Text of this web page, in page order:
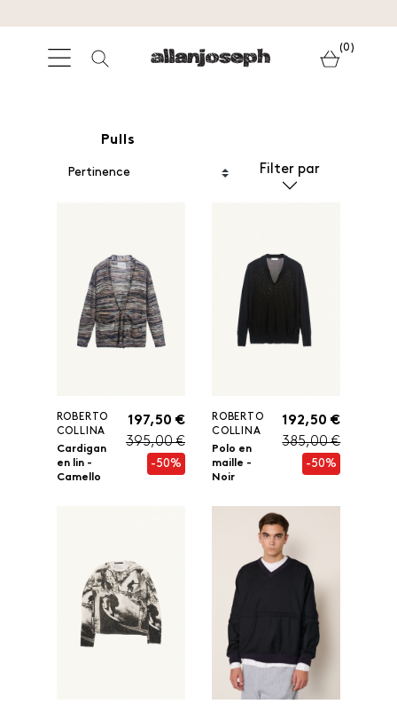
(0)
Pulls
Filter par
ROBERTO
COLLINA
Cardigan
en lin -
Camello
197,50 €
395,00 €
-50%
ROBERTO
COLLINA
Polo en
maille -
Noir
192,50 €
385,00 €
-50%